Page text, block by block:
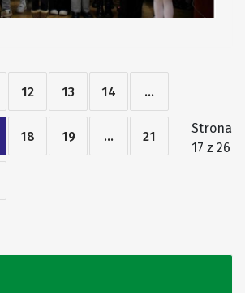
12 13 14 ...
18 19 ... 21
Strona
17 z 26